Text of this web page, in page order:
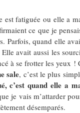
fatiguée ou elle a
ce que je
Parfois, quand elle
avait aussi les
à se frotter les yeux !
sale, c’est le plus
c’est quand elle a
je vais m’attarder
désemparés.